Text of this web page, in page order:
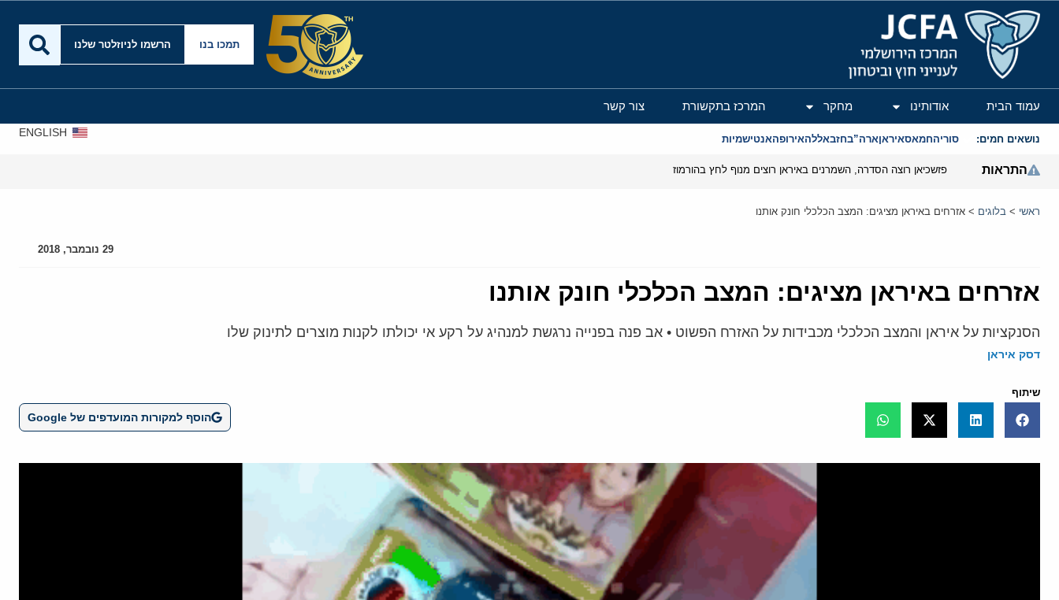
המרכז הירושלמי לענייני חוץ וביטחון
תמכו בנו הרשמו לניוזלטר שלנו
עמוד הבית אודותינו מחקר המרכז בתקשורת צור קשר
נושאים חמים: סוריהחמאסאיראןארה”בחזבאללהאירופהאנטישמיות
ENGLISH
התראות פזשכיאן רוצה הסדרה, השמרנים באיראן רוצים מנוף לחץ בהורמוז
ראשי > בלוגים > אזרחים באיראן מציגים: המצב הכלכלי חונק אותנו
29 נובמבר, 2018
אזרחים באיראן מציגים: המצב הכלכלי חונק אותנו
הסנקציות על איראן והמצב הכלכלי מכבידות על האזרח הפשוט • אב פנה בפנייה נרגשת למנהיג על רקע אי יכולתו לקנות מוצרים לתינוק שלו
דסק איראן
שיתוף
הוסף למקורות המועדפים של Google